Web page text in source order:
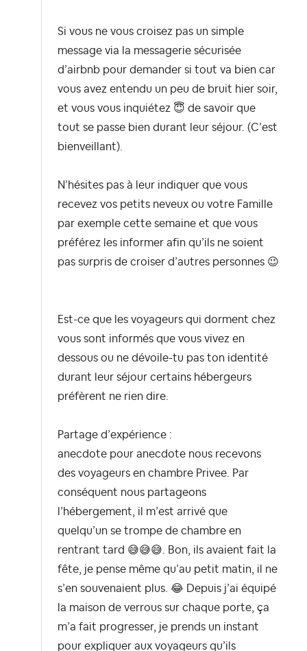
Si vous ne vous croisez pas un simple
message via la messagerie sécurisée
d’airbnb pour demander si tout va bien car
vous avez entendu un peu de bruit hier soir,
et vous vous inquiétez 😇 de savoir que
tout se passe bien durant leur séjour. (C’est
bienveillant).
N’hésites pas à leur indiquer que vous
recevez vos petits neveux ou votre Famille
par exemple cette semaine et que vous
préférez les informer afin qu’ils ne soient
pas surpris de croiser d’autres personnes 😉
Est-ce que les voyageurs qui dorment chez
vous sont informés que vous vivez en
dessous ou ne dévoile-tu pas ton identité
durant leur séjour certains hébergeurs
préfèrent ne rien dire.
Partage d’expérience :
anecdote pour anecdote nous recevons
des voyageurs en chambre Privee. Par
conséquent nous partageons
l’hébergement, il m’est arrivé que
quelqu’un se trompe de chambre en
rentrant tard 😅😅😅. Bon, ils avaient fait la
fête, je pense même qu’au petit matin, il ne
s’en souvenaient plus. 😂 Depuis j’ai équipé
la maison de verrous sur chaque porte, ça
m’a fait progresser, je prends un instant
pour expliquer aux voyageurs qu’ils